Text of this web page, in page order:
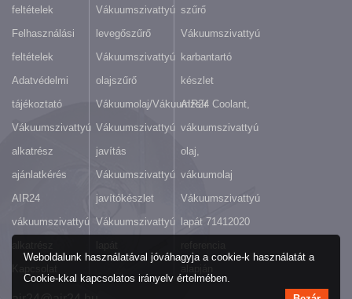
feltételek
Felhasználási
feltételek
Adatvédelmi
tájékoztató
Vákuumszivattyú
alkatrész
ajánlatkérés
AIR24
vákuumszivattyú
Vákuumszivattyú
levegőszűrő
Vákuumszivattyú
olajszűrő
Vákuumolaj/Vákuumzsír
Vákuumszivattyú
javítás
Vákuumszivattyú
javítókészlet
Vákuumszivattyú
szűrő
Vákuumszivattyú
karbantartó
készlet
AIR24 Coolant,
vákuumszivattyú
olaj,
vákuumolaj
Vákuumszivattyú
lapát 71412020
Weboldalunk használatával jóváhagyja a cookie-k használatát a
Cookie-kkal kapcsolatos irányelv értelmében.